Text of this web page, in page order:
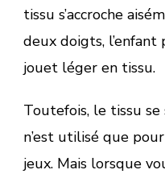
tissu s’accroche
deux doigts,
jouet léger en tissu.
Toutefois, le tissu
n’est utilisé que
jeux. Mais lorsque